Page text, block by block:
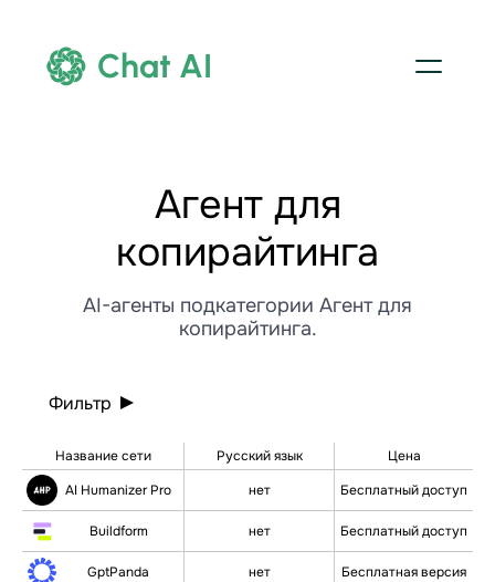
Chat AI
Агент для
копирайтинга
AI-агенты подкатегории Агент для
копирайтинга.
Фильтр
Название сети Русский язык
Цена
AI Humanizer Pro
нет Бесплатный доступ
Buildform нет Бесплатный доступ
GptPanda нет Бесплатная версия